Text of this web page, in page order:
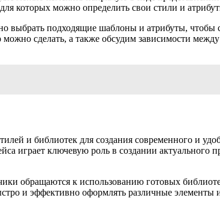
которых можно определить свои стили и
выбрать подходящие шаблоны и атрибуты,
сделать, а также обсудим зависимости
и библиотек для создания современного и
играет ключевую роль в создании актуального
обращаются к использованию готовых
и эффективно оформлять различные